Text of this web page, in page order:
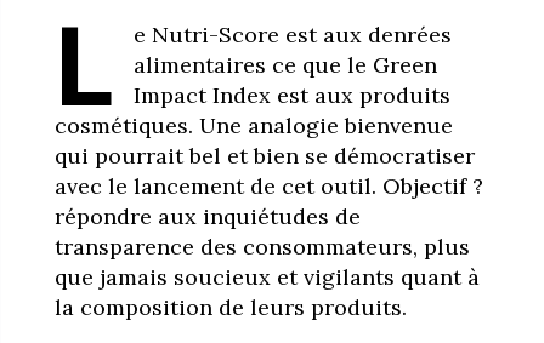
L
e Nutri-Score est aux denrées
alimentaires ce que le Green
Impact Index est aux produits
cosmétiques. Une analogie bienvenue
qui pourrait bel et bien se démocratiser
avec le lancement de cet outil. Objectif ?
répondre aux inquiétudes de
transparence des consommateurs, plus
que jamais soucieux et vigilants quant à
la composition de leurs produits.